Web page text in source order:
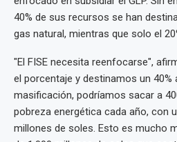
40% de sus recursos se han
gas natural, mientras que solo el
"El FISE necesita reenfocarse",
el porcentaje y destinamos un 40%
masificación, podríamos sacar a
pobreza energética cada año, con
millones de soles. Esto es mucho